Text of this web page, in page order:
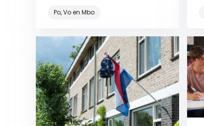
vakantie voor deze
Po, Vo en Mbo
Bekijk